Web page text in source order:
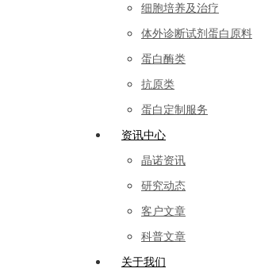
细胞培养及治疗
体外诊断试剂蛋白原料
蛋白酶类
抗原类
蛋白定制服务
资讯中心
晶诺资讯
研究动态
客户文章
科普文章
关于我们